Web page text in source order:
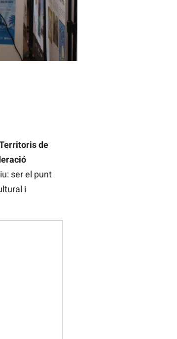
de
ser el punt
i